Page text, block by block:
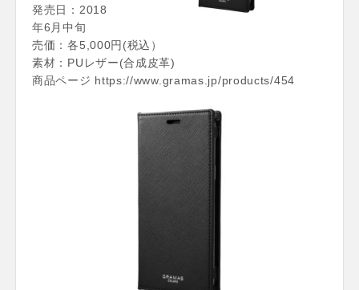
発売日：2018
年6月中旬
売価：各5,000円(税込）
素材：PUレザー(合成皮革)
商品ページ https://www.gramas.jp/products/454